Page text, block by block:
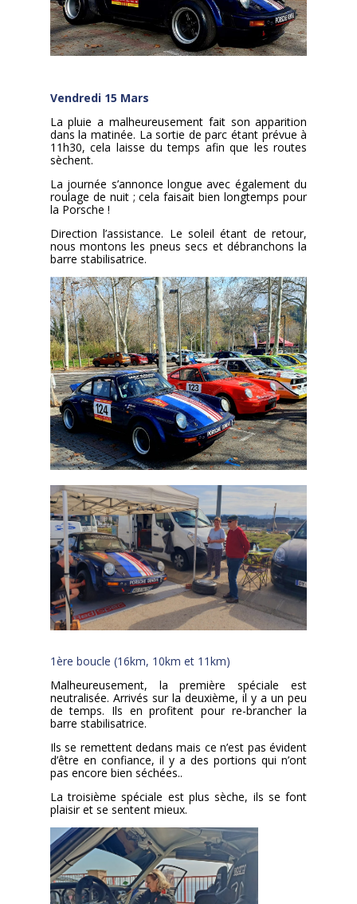
Vendredi 15 Mars
La pluie a malheureusement fait son apparition
dans la matinée. La sortie de parc étant prévue à
11h30, cela laisse du temps afin que les routes
sèchent.
La journée s’annonce longue avec également du
roulage de nuit ; cela faisait bien longtemps pour
la Porsche !
Direction l’assistance. Le soleil étant de retour,
nous montons les pneus secs et débranchons la
barre stabilisatrice.
1ère boucle (16km, 10km et 11km)
Malheureusement, la première spéciale est
neutralisée. Arrivés sur la deuxième, il y a un peu
de temps. Ils en profitent pour re-brancher la
barre stabilisatrice.
Ils se remettent dedans mais ce n’est pas évident
d’être en confiance, il y a des portions qui n’ont
pas encore bien séchées..
La troisième spéciale est plus sèche, ils se font
plaisir et se sentent mieux.